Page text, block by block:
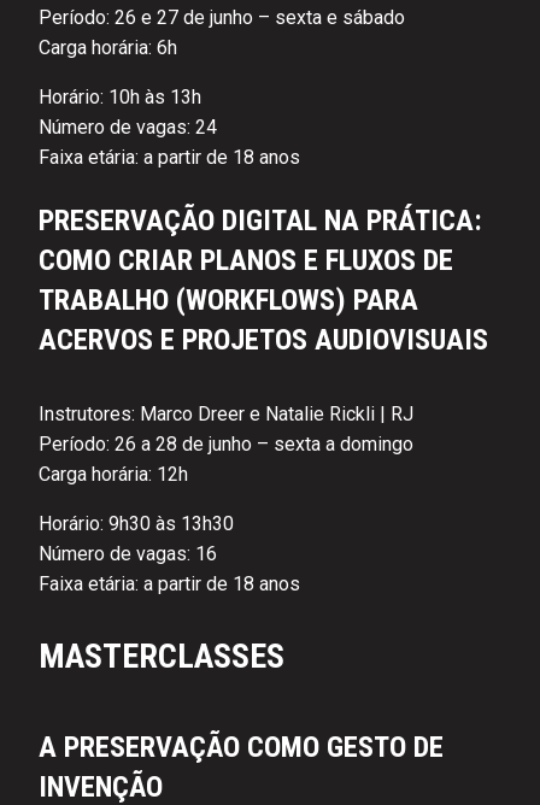
Período: 26 e 27 de junho – sexta e sábado
Carga horária: 6h
Horário: 10h às 13h
Número de vagas: 24
Faixa etária: a partir de 18 anos
PRESERVAÇÃO DIGITAL NA PRÁTICA:
COMO CRIAR PLANOS E FLUXOS DE
TRABALHO (WORKFLOWS) PARA
ACERVOS E PROJETOS AUDIOVISUAIS
Instrutores: Marco Dreer e Natalie Rickli | RJ
Período: 26 a 28 de junho – sexta a domingo
Carga horária: 12h
Horário: 9h30 às 13h30
Número de vagas: 16
Faixa etária: a partir de 18 anos
MASTERCLASSES
A PRESERVAÇÃO COMO GESTO DE
INVENÇÃO